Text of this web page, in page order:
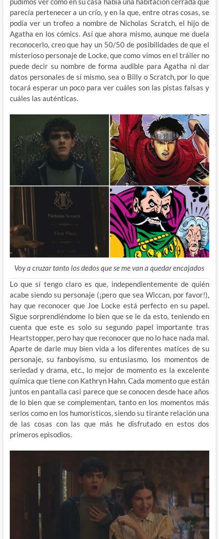
parecía pertenecer a un crío, y en la que, entre otras cosas, se
podía ver un trofeo a nombre de Nicholas Scratch, el hijo de
Agatha en los cómics. Así que ahora mismo, aunque me duela
reconocerlo, creo que hay un 50/50 de posibilidades de que el
misterioso personaje de Locke, que como vimos en el tráiler no
puede decir su nombre de forma audible para Agatha ni dar
datos personales de sí mismo, sea o Billy o Scratch, por lo que
tocará esperar un poco para ver cuáles son las pistas falsas y
cuáles las auténticas.
Voy a cruzar tanto los dedos que se me van a quedar encajados
Lo que sí tengo claro es que, independientemente de quién
acabe siendo su personaje (¡pero que sea Wiccan, por favor!),
hay que reconocer que Joe Locke está perfecto en su papel.
Sigue sorprendiéndome lo bien que se le da esto, teniendo en
cuenta que este es solo su segundo papel importante tras
Heartstopper, pero hay que reconocer que no lo hace nada mal.
Aparte de darle muy bien vida a los diferentes matices de su
personaje, su fanboyismo, su entusiasmo, los momentos de
seriedad y drama, etc., lo mejor de momento es la excelente
química que tiene con Kathryn Hahn. Cada momento que están
juntos en pantalla casi parece que se conocen desde hace años
de lo bien que se complementan, tanto en los momentos más
serios como en los humorísticos, siendo su tirante relación una
de las cosas con las que más he disfrutado en estos dos
primeros episodios.